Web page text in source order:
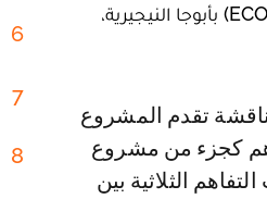
جرى اليوم الجمعة 16 يونيو 2023، داخل المقر الرئيسي للجماعة الاقتصادية لدول غرب إفريقيا (ECOWAS) بأبوجا النيجيرية،
كجزء من مشروع
الثلاثية بين
6
7
8